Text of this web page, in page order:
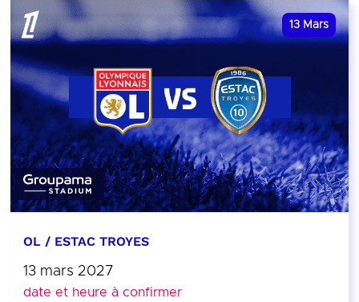
13 Mars
OL / ESTAC TROYES
13 mars 2027
date et heure à confirmer